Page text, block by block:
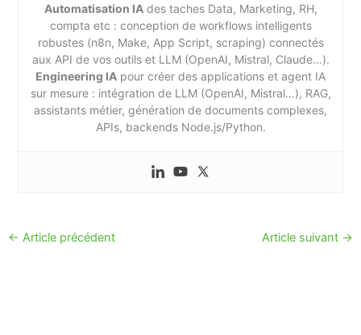
Automatisation IAdes taches Data, Marketing, RH,
compta etc : conception de workflows intelligents
robustes (n8n, Make, App Script, scraping) connectés
aux API de vos outils et LLM (OpenAI, Mistral, Claude…).
Engineering IA pour créer des applications et agent IA
sur mesure : intégration de LLM (OpenAI, Mistral…), RAG,
assistants métier, génération de documents complexes,
APIs, backends Node.js/Python.
← Article précédent Article suivant →